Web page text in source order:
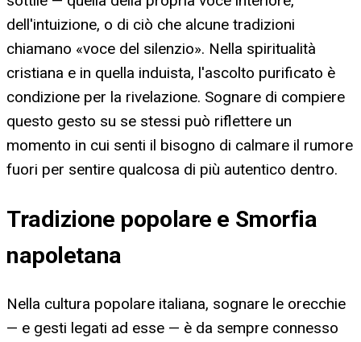
dell'intuizione, o di ciò che alcune tradizioni
chiamano «voce del silenzio». Nella spiritualità
cristiana e in quella induista, l'ascolto purificato è
condizione per la rivelazione. Sognare di compiere
questo gesto su se stessi può riflettere un
momento in cui senti il bisogno di calmare il rumore
fuori per sentire qualcosa di più autentico dentro.
Tradizione popolare e Smorfia
napoletana
Nella cultura popolare italiana, sognare le orecchie
— e gesti legati ad esse — è da sempre connesso